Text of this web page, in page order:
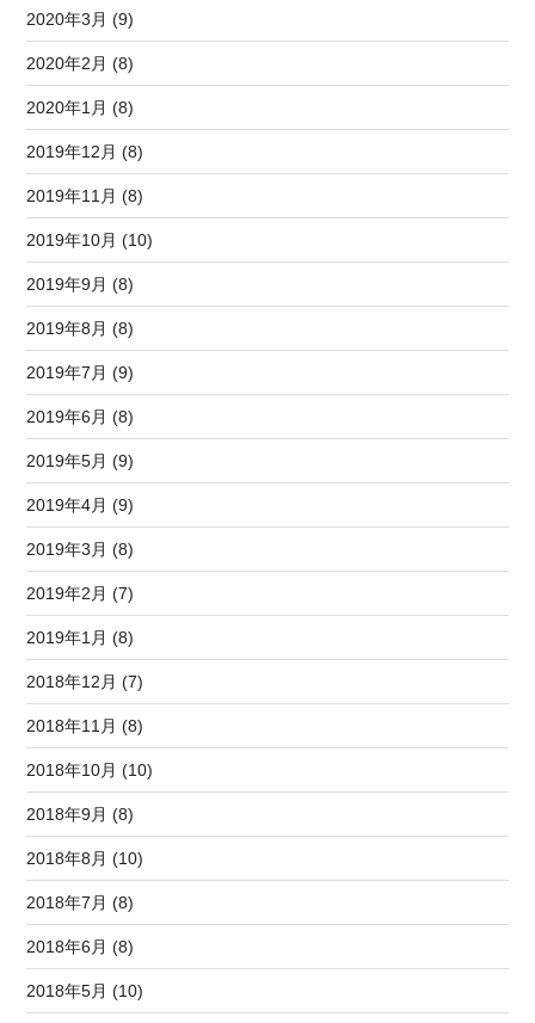
2020年3月 (9)
2020年2月 (8)
2020年1月 (8)
2019年12月 (8)
2019年11月 (8)
2019年10月 (10)
2019年9月 (8)
2019年8月 (8)
2019年7月 (9)
2019年6月 (8)
2019年5月 (9)
2019年4月 (9)
2019年3月 (8)
2019年2月 (7)
2019年1月 (8)
2018年12月 (7)
2018年11月 (8)
2018年10月 (10)
2018年9月 (8)
2018年8月 (10)
2018年7月 (8)
2018年6月 (8)
2018年5月 (10)